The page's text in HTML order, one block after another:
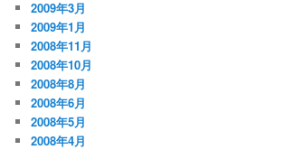
2009年3月
2009年1月
2008年11月
2008年10月
2008年8月
2008年6月
2008年5月
2008年4月